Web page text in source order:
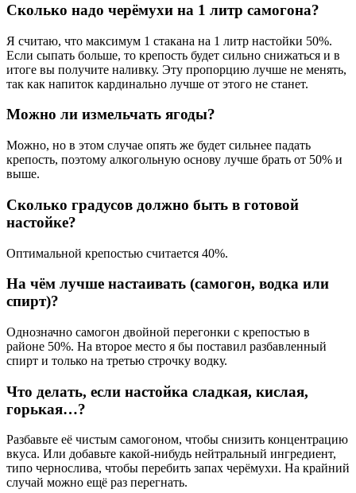
Сколько надо черёмухи на 1 литр самогона?
Я считаю, что максимум 1 стакана на 1 литр настойки 50%.
Если сыпать больше, то крепость будет сильно снижаться и в
итоге вы получите наливку. Эту пропорцию лучше не менять,
так как напиток кардинально лучше от этого не станет.
Можно ли измельчать ягоды?
Можно, но в этом случае опять же будет сильнее падать
крепость, поэтому алкогольную основу лучше брать от 50% и
выше.
Сколько градусов должно быть в готовой
настойке?
Оптимальной крепостью считается 40%.
На чём лучше настаивать (самогон, водка или
спирт)?
Однозначно самогон двойной перегонки с крепостью в
районе 50%. На второе место я бы поставил разбавленный
спирт и только на третью строчку водку.
Что делать, если настойка сладкая, кислая,
горькая…?
Разбавьте её чистым самогоном, чтобы снизить концентрацию
вкуса. Или добавьте какой-нибудь нейтральный ингредиент,
типо чернослива, чтобы перебить запах черёмухи. На крайний
случай можно ещё раз перегнать.